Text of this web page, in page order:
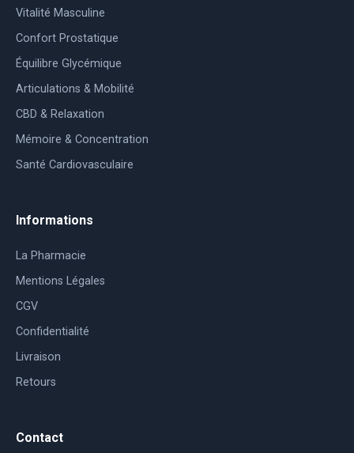
Vitalité Masculine
Confort Prostatique
Équilibre Glycémique
Articulations & Mobilité
CBD & Relaxation
Mémoire & Concentration
Santé Cardiovasculaire
Informations
La Pharmacie
Mentions Légales
CGV
Confidentialité
Livraison
Retours
Contact